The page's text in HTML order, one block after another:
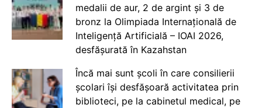
medalii de aur, 2 de argint și 3 de
bronz la Olimpiada Internațională de
Inteligență Artificială – IOAI 2026,
desfășurată în Kazahstan
Încă mai sunt școli în care consilierii
școlari își desfășoară activitatea prin
biblioteci, pe la cabinetul medical, pe